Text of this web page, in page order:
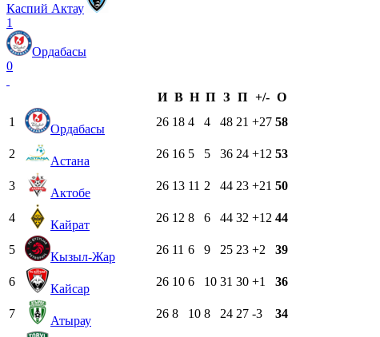
Каспий Актау
1
Ордабасы
0
И В Н П З П +/- О
1
Ордабасы
26 18 4 4 48 21 +27 58
2
Астана
26 16 5 5 36 24 +12 53
3
Актобе
26 13 11 2 44 23 +21 50
4
Кайрат
26 12 8 6 44 32 +12 44
5
Кызыл-Жар
26 11 6 9 25 23 +2 39
6
Кайсар
26 10 6 10 31 30 +1 36
7
Атырау
26 8 10 8 24 27 -3 34